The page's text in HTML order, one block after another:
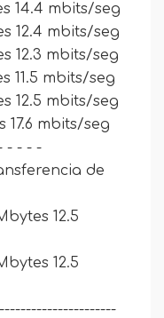
14.4 mbits/seg
12.4 mbits/seg
12.3 mbits/seg
11.5 mbits/seg
12.5 mbits/seg
17.6 mbits/seg
- - - -
de
12.5
12.5